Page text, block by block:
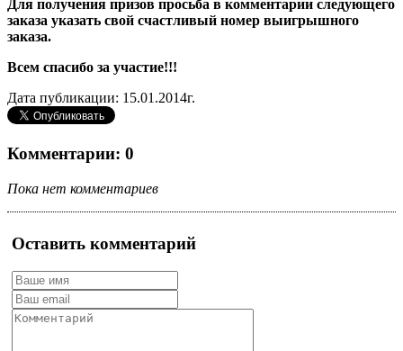
Для получения призов просьба в комментарии следующего
заказа указать свой счастливый номер выигрышного
заказа.
Всем спасибо за участие!!!
Дата публикации: 15.01.2014г.
Комментарии: 0
Пока нет комментариев
Оставить комментарий